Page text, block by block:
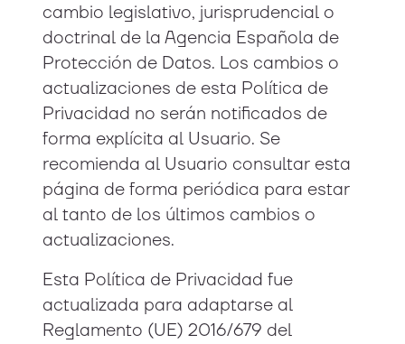
cambio legislativo, jurisprudencial o
doctrinal de la Agencia Española de
Protección de Datos. Los cambios o
actualizaciones de esta Política de
Privacidad no serán notificados de
forma explícita al Usuario. Se
recomienda al Usuario consultar esta
página de forma periódica para estar
al tanto de los últimos cambios o
actualizaciones.
Esta Política de Privacidad fue
actualizada para adaptarse al
Reglamento (UE) 2016/679 del